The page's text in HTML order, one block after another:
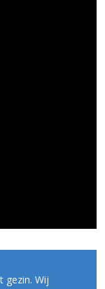
gezin. Wij